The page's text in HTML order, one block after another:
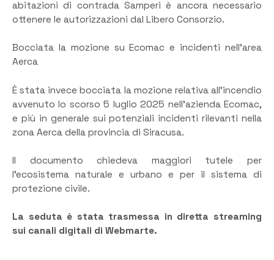
abitazioni di contrada Samperi è ancora necessario
ottenere le autorizzazioni dal Libero Consorzio.
Bocciata la mozione su Ecomac e incidenti nell’area
Aerca
È stata invece bocciata la mozione relativa all’incendio
avvenuto lo scorso 5 luglio 2025 nell’azienda Ecomac,
e più in generale sui potenziali incidenti rilevanti nella
zona Aerca della provincia di Siracusa.
Il documento chiedeva maggiori tutele per
l’ecosistema naturale e urbano e per il sistema di
protezione civile.
La seduta è stata trasmessa in diretta streaming
sui canali digitali di Webmarte.